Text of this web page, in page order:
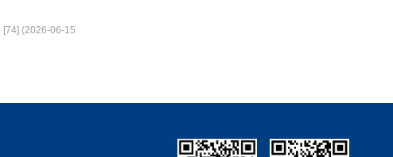
[74] (2026-06-15